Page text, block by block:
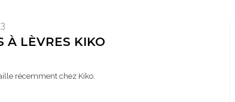
À LÈVRES KIKO
récemment chez Kiko.